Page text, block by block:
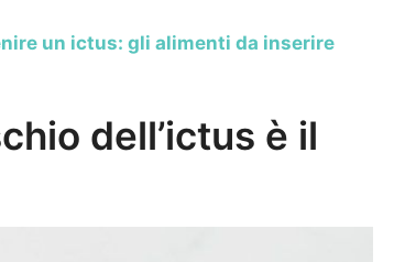
un ictus: gli alimenti da inserire
dell’ictus è il